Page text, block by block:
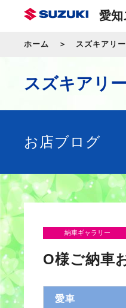
愛知
ホーム スズキアリ
スズキアリ
お店ブログ
納車ギャラリー
O様ご納車
愛車